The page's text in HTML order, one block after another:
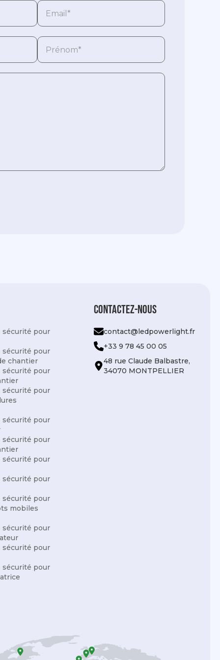
sécurité pour
sécurité pour
chantier
sécurité pour
sécurité pour
sécurité pour
sécurité pour
sécurité pour
sécurité pour
sécurité pour
mobiles
sécurité pour
sécurité pour
sécurité pour
Contactez-nous
contact@ledpowerlight.fr
+33 9 78 45 00 05
48 rue Claude Balbastre,
34070 MONTPELLIER